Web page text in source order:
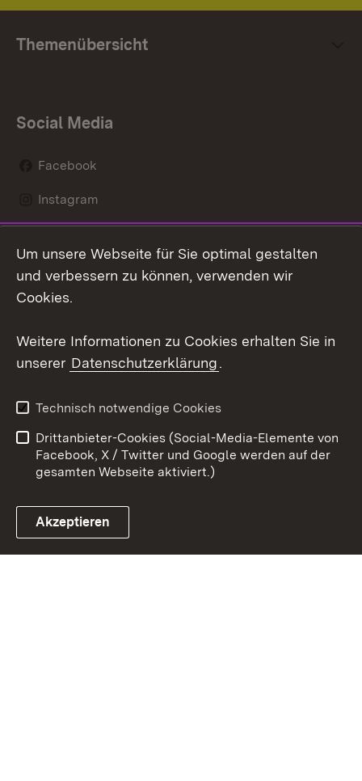
Themenübersicht
Social Media
Facebook
Instagram
Mastodon
Youtube
Link zum Landesportal
Kontakt
Datenschutz
Barrierefreiheit
Impressum Cookies
Um unsere Webseite für Sie optimal gestalten
und verbessern zu können, verwenden wir
Cookies.
Weitere Informationen zu Cookies erhalten Sie in
unserer Datenschutzerklärung.
Technisch notwendige Cookies
Drittanbieter-Cookies (Social-Media-Elemente von
Facebook, X / Twitter und Google werden auf der
gesamten Webseite aktiviert.)
Akzeptieren